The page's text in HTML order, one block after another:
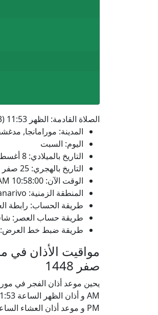
الصلاة القادمة: الظهر 11:53 (11:53 AM)
المدينة: مورامانجا,
اليوم: السبت
التاريخ بالميلادي: 8 أغسطس (آب) 2026
التاريخ بالهجري: 25 صفر 1448
الوقت الآن: 10:58:00
المنطقة الزمنية: Indian/Antananarivo
طريقة الحساب: رابطة
طريقة حساب العصر:
طريقة ضبط خط العرض:
صفر 1448
PM و موعد أذان العشاء الساعة 06:44 PM.